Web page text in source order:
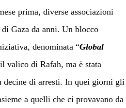
prima, diverse associazioni
Gaza da anni. Un blocco
denominata “Global
valico di Rafah, ma è stata
di arresti. In quei giorni gli
a quelli che ci provavano da